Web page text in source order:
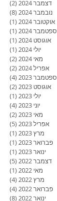
דצמבר 2024
(2)
נובמבר 2024
(8)
אוקטובר 2024
(1)
ספטמבר 2024
(1)
אוגוסט 2024
(1)
יולי 2024
(1)
מאי 2024
(2)
אפריל 2024
(2)
ספטמבר 2023
(4)
אוגוסט 2023
(2)
יולי 2023
(1)
יוני 2023
(4)
מאי 2023
(2)
אפריל 2023
(5)
מרץ 2023
(1)
פברואר 2023
(1)
ינואר 2023
(1)
דצמבר 2022
(5)
מאי 2022
(1)
מרץ 2022
(4)
פברואר 2022
(4)
ינואר 2022
(8)